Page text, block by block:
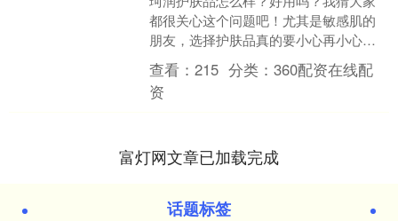
都很关心这个问题吧！尤其是敏感肌的
朋友，选择护肤品真的要小心再小心。
不得不说，珂润这个牌子在敏感肌界口
碑一直不错，我自己也回购....
查看：215 分类：360配资在线配
资
富灯网文章已加载完成
话题标签